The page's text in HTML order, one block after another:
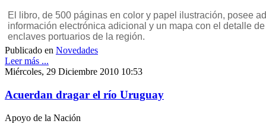
El libro, de 500 páginas en color y papel ilustración, posee
información electrónica adicional y un mapa con el detalle
enclaves portuarios de la región.
Publicado en Novedades
Leer más ...
Miércoles, 29 Diciembre 2010 10:53
Acuerdan dragar el río Uruguay
Apoyo de la Nación